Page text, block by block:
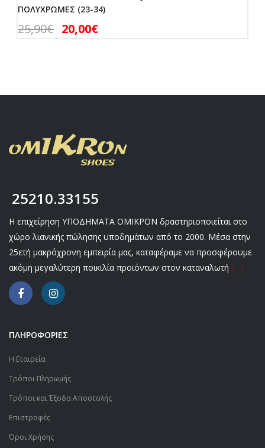
ΠΟΛΥΧΡΩΜΕΣ (23-34)
25,90€ 20,00€
25210.33155
Η επιχείρηση ΥΠΟΔΗΜΑΤΑ ΟΜΙΚΡΟΝ δραστηριοποιείται στο
χώρο λιανικής πώλησης υποδημάτων από το 2000. Μέσα στην
25ετή μακρόχρονη εμπειρία μας, καταφέραμε να προσφέρουμε
ακόμη μεγαλύτερη ποικιλία προϊόντων στον καταναλωτή […]
ΠΛΗΡΟΦΟΡΙΕΣ
Η Εταιρεία
Τρόποι Πληρωμής
Τρόποι και Έξοδα Αποστολής
Επιστροφές
Όροι Χρήσης